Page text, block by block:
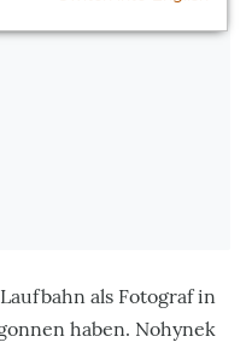
27.11.1961 Wien
als Fotograf in
haben. Nohynek